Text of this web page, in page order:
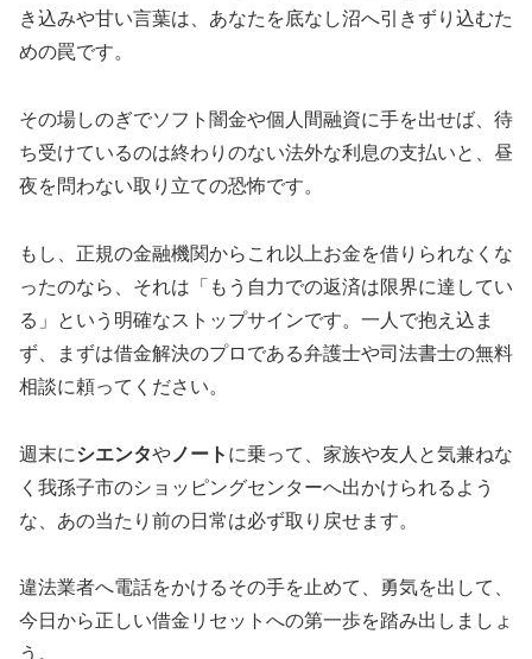
き込みや甘い言葉は、あなたを底なし沼へ引きずり込むた
めの罠です。
その場しのぎでソフト闇金や個人間融資に手を出せば、待
ち受けているのは終わりのない法外な利息の支払いと、昼
夜を問わない取り立ての恐怖です。
もし、正規の金融機関からこれ以上お金を借りられなくな
ったのなら、それは「もう自力での返済は限界に達してい
る」という明確なストップサインです。一人で抱え込ま
ず、まずは借金解決のプロである弁護士や司法書士の無料
相談に頼ってください。
週末にシエンタや ノート に乗って、家族や友人と気兼ねな
く我孫子市のショッピングセンターへ出かけられるよう
な、あの当たり前の日常は必ず取り戻せます。
違法業者へ電話をかけるその手を止めて、勇気を出して、
今日から正しい借金リセットへの第一歩を踏み出しましょ
う。